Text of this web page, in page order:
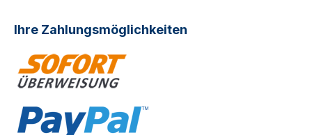
Ihre Zahlungsmöglichkeiten